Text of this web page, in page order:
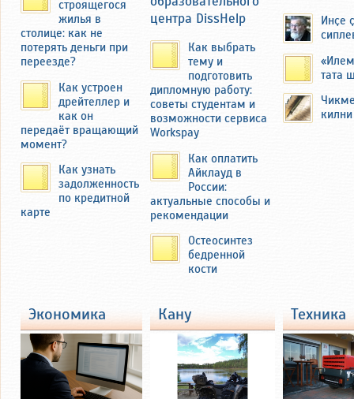
Семья Федоровых переехала в
другую деревню — Миснеры
Чебоксарского района ЧАССР.
В 2019 году автор этих строк побывал
около 40 соток. Там семья
выращивала картофель и ранние
зелень и овощи на продажу на
базаре в Чебоксарах и
Новочебоксарске. Продукцию
вывозили на мотоцикле с коляской
строящегося
жилья в
столице: как не
потерять деньги при
переезде?
Как устроен
дрейтеллер и
как он
передаёт вращающий
момент?
Как узнать
задолженность
по кредитной
карте
центра DissHelp
Как выбрать
тему и
подготовить
дипломную работу:
советы студентам и
возможности сервиса
Workspay
Как оплатить
Айклауд в
России:
актуальные способы и
рекомендации
Остеосинтез
бедренной
кости
Инҫе
тата
килни
экономика кану техника